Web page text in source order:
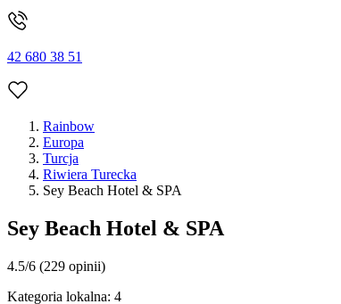
42 680 38 51
Rainbow
Europa
Turcja
Riwiera Turecka
Sey Beach Hotel & SPA
Sey Beach Hotel & SPA
4.5/6 (229 opinii)
Kategoria lokalna: 4